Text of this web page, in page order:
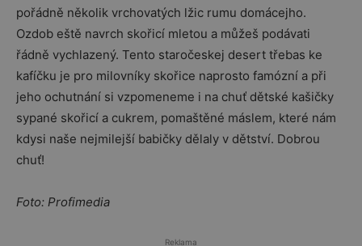
pořádně několik vrchovatých lžic rumu domácejho.
Ozdob eště navrch skořicí mletou a můžeš podávati
řádně vychlazený. Tento staročeskej desert třebas ke
kafíčku je pro milovníky skořice naprosto famózní a při
jeho ochutnání si vzpomeneme i na chuť dětské kašičky
sypané skořicí a cukrem, pomaštěné máslem, které nám
kdysi naše nejmilejší babičky dělaly v dětství. Dobrou
chuť!
Foto: Profimedia
Reklama